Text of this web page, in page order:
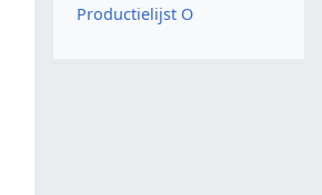
Productielijst O